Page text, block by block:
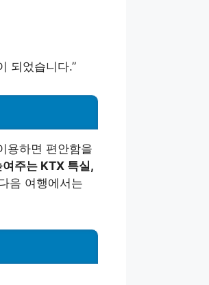
되었습니다.”
용하면 편안함을
주는 KTX 특실,
음 여행에서는